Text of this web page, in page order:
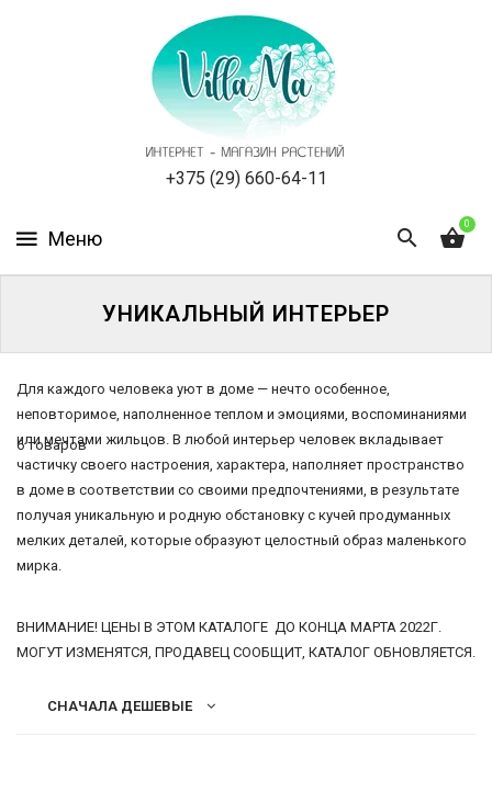
+375 (29) 660-64-11
0
НОВОСТИ,
АКЦИИ
УСЛУГИ
ОДНОЛЕТНИЕ
-
2026!
ВОЙТИ
ПАРОЛЬ?
УНИКАЛЬНЫЙ ИНТЕРЬЕР
Каталог
Озеленение
помещения
Для каждого человека уют в доме — нечто особенное,
неповторимое, наполненное теплом и эмоциями, воспоминаниями
или мечтами жильцов. В любой интерьер человек вкладывает
частичку своего настроения, характера, наполняет пространство
в доме в соответствии со своими предпочтениями, в результате
получая уникальную и родную обстановку с кучей продуманных
мелких деталей, которые образуют целостный образ маленького
мирка.
ВНИМАНИЕ! ЦЕНЫ В ЭТОМ КАТАЛОГЕ ДО КОНЦА МАРТА 2022Г.
МОГУТ ИЗМЕНЯТСЯ, ПРОДАВЕЦ СООБЩИТ, КАТАЛОГ ОБНОВЛЯЕТСЯ.
СНАЧАЛА ДЕШЕВЫЕ
6 товаров